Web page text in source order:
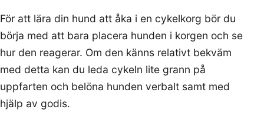
För att lära din hund att åka i en cykelkorg bör du
börja med att bara placera hunden i korgen och se
hur den reagerar. Om den känns relativt bekväm
med detta kan du leda cykeln lite grann på
uppfarten och belöna hunden verbalt samt med
hjälp av godis.